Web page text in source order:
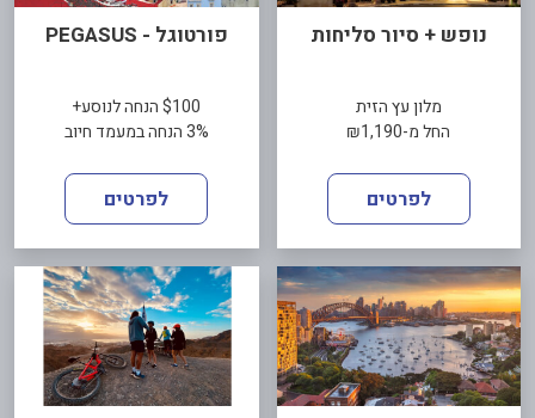
נופש + סיור סליחות
מלון עץ הזית
החל מ-₪1,190
לפרטים
פורטוגל - PEGASUS
$100 הנחה לנוסע+
3% הנחה במעמד חיוב
לפרטים